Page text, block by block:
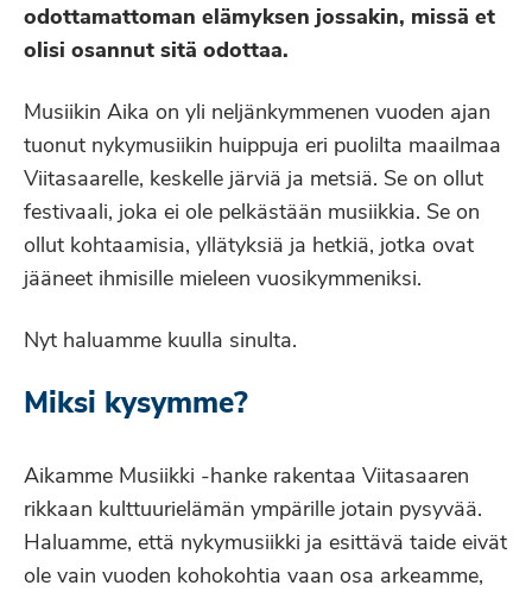
odottamattoman elämyksen jossakin, missä et
olisi osannut sitä odottaa.
Musiikin Aika on yli neljänkymmenen vuoden ajan
tuonut nykymusiikin huippuja eri puolilta maailmaa
Viitasaarelle, keskelle järviä ja metsiä. Se on ollut
festivaali, joka ei ole pelkästään musiikkia. Se on
ollut kohtaamisia, yllätyksiä ja hetkiä, jotka ovat
jääneet ihmisille mieleen vuosikymmeniksi.
Nyt haluamme kuulla sinulta.
Miksi kysymme?
Aikamme Musiikki -hanke rakentaa Viitasaaren
rikkaan kulttuurielämän ympärille jotain pysyvää.
Haluamme, että nykymusiikki ja esittävä taide eivät
ole vain vuoden kohokohtia vaan osa arkeamme,